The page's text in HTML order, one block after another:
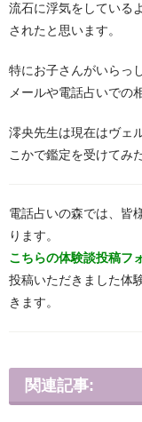
流石に浮気をしている
されたと思います。
特にお子さんがいらっ
メールや電話占いでの
澪央先生は現在はヴェ
こかで鑑定を受けてみ
電話占いの森では、皆
ります。
こちらの体験談投稿フ
投稿いただきました体
きます。
関連記事: